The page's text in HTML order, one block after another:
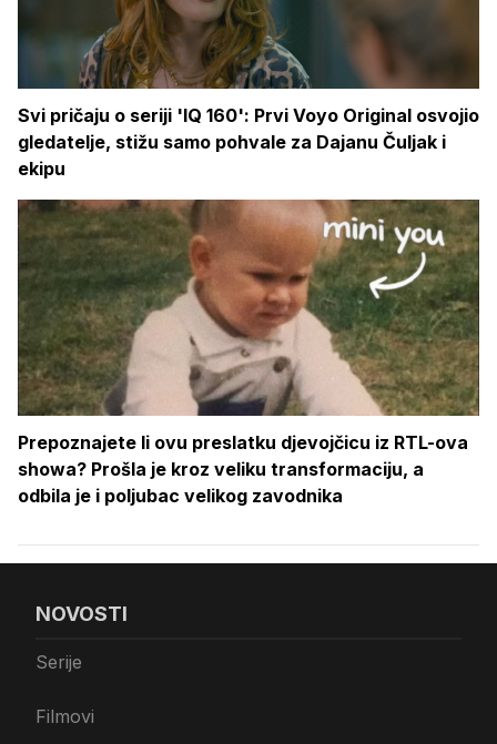
Svi pričaju o seriji 'IQ 160': Prvi Voyo Original osvojio
gledatelje, stižu samo pohvale za Dajanu Čuljak i
ekipu
Prepoznajete li ovu preslatku djevojčicu iz RTL-ova
showa? Prošla je kroz veliku transformaciju, a
odbila je i poljubac velikog zavodnika
NOVOSTI
Serije
Filmovi